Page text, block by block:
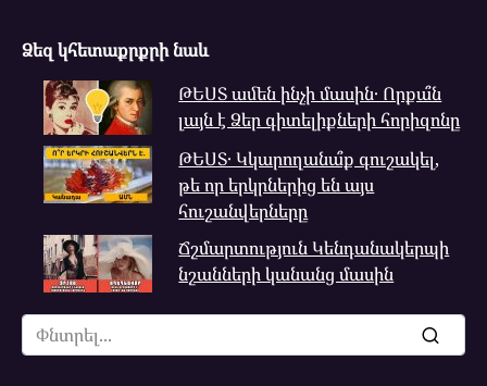
Ձեզ կհետաքրքրի նաև
ԹԵՍՏ ամեն ինչի մասին․ Որքա՞ն
լայն է Ձեր գիտելիքների հորիզոնը
ԹԵՍՏ․ Կկարողանա՞ք գուշակել,
թե որ երկրներից են այս
հուշանվերները
Ճշմարտություն Կենդանակերպի
նշանների կանանց մասին
Search
for: